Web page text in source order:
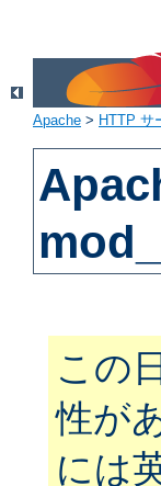
Apache > HTTP サ
この
性が
には